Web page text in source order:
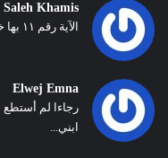
Saleh Khamis
الآية رقم ١١ بها خطأ لا تَسْمَعُ فِيها لاغِيَةً لقد ضمت التا...
Elwej Emna
رجاءا لم أستطع
ابني...